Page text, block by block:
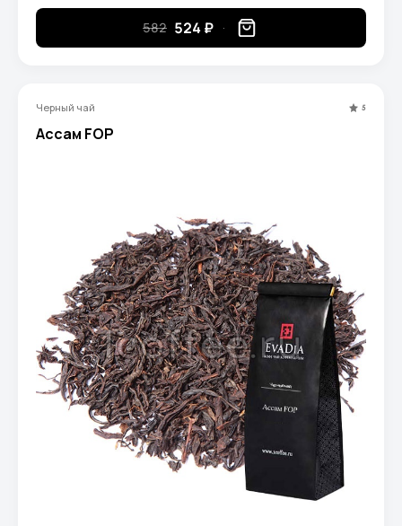
582 524 ₽
Черный чай 5
Ассам FOP